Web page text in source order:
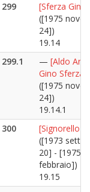
299
[Sferza Gino]
([1975
24])
19.14
299.1
— [Aldo
Gino Sferza]
([1975
24])
19.14.1
300
[Signorello
([1973
20] - [1975
febbraio])
19.15